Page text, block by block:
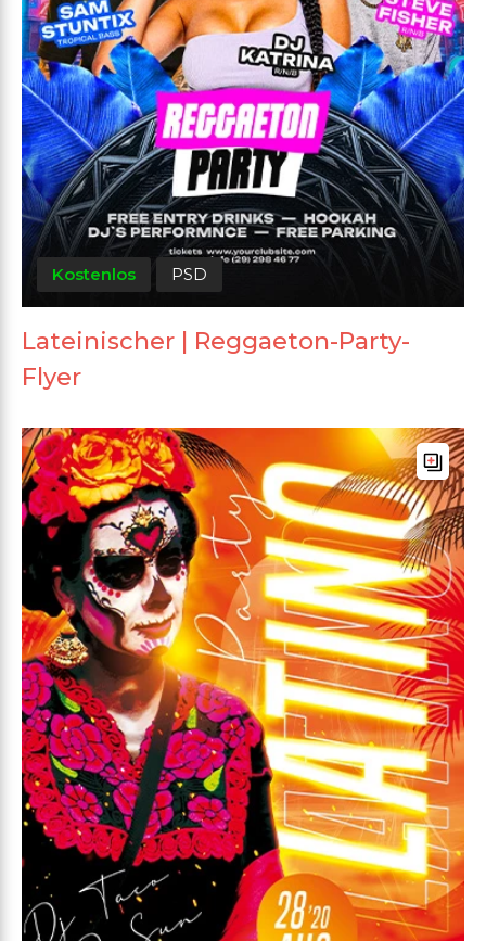
Kostenlos PSD
Lateinischer | Reggaeton-Party-
Flyer